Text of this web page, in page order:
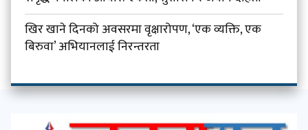
खिर खाने दिनको अवसरमा वृक्षारोपण, ‘एक व्यक्ति, एक
बिरुवा’ अभियानलाई निरन्तरता